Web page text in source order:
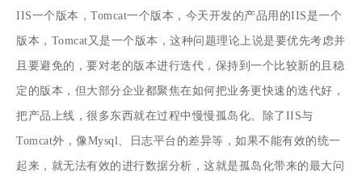
IIS一个版本，Tomcat一个版本，今天开发的产品用的IIS是一个
版本，Tomcat又是一个版本，这种问题理论上说是要优先考虑并
且要避免的，要对老的版本进行迭代，保持到一个比较新的且稳
定的版本，但大部分企业都聚焦在如何把业务更快速的迭代好，
把产品上线，很多东西就在过程中慢慢孤岛化。除了IIS与
Tomcat外，像Mysql、日志平台的差异等，如果不能有效的统一
起来，就无法有效的进行数据分析，这就是孤岛化带来的最大问